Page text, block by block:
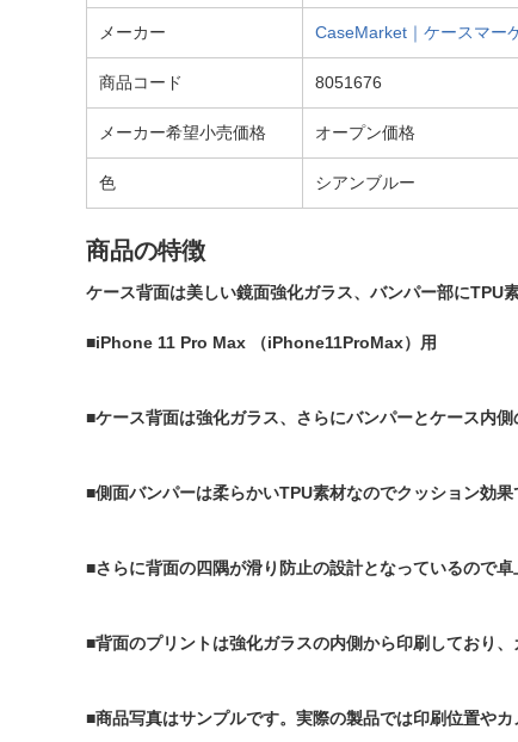
メーカー CaseMarket｜ケースマー
商品コード 8051676
メーカー希望小売価格 オープン価格
色 シアンブルー
商品の特徴
ケース背面は美しい鏡面強化ガラス、バンパー部にTPU
■iPhone 11 Pro Max （iPhone11ProMax）用
■ケース背面は強化ガラス、さらにバンパーとケース内
■側面バンパーは柔らかいTPU素材なのでクッション効
■さらに背面の四隅が滑り防止の設計となっているので卓
■背面のプリントは強化ガラスの内側から印刷しており
■商品写真はサンプルです。実際の製品では印刷位置や